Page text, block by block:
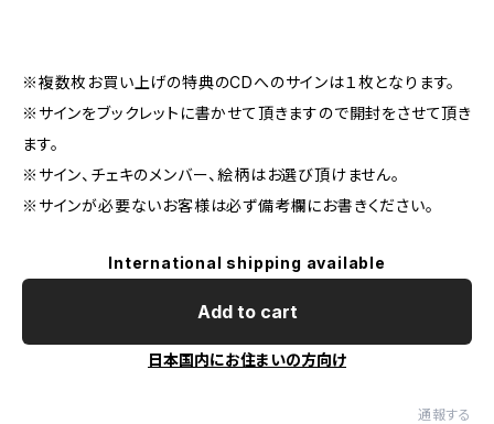
※複数枚お買い上げの特典のCDへのサインは１枚となります。
※サインをブックレットに書かせて頂きますので開封をさせて頂き
ます。
※サイン、チェキのメンバー、絵柄はお選び頂けません。
※サインが必要ないお客様は必ず備考欄にお書きください。
International shipping available
Add to cart
日本国内にお住まいの方向け
通報する